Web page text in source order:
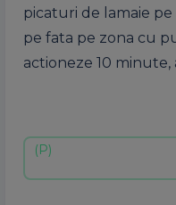
picaturi de lamaie pe
pe fata pe zona cu
actioneze 10 minute,